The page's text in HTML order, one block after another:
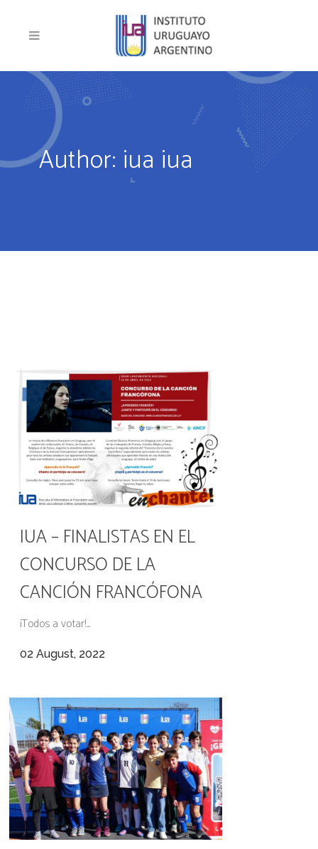
Author: iua iua
IUA – FINALISTAS EN EL
CONCURSO DE LA
CANCIÓN FRANCÓFONA
¡Todos a votar!...
02 August, 2022